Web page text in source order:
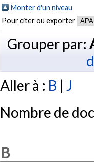
Monter d'un niveau
Pour citer ou exporter
Grouper par:
Aller à : B | J
Nombre de
B